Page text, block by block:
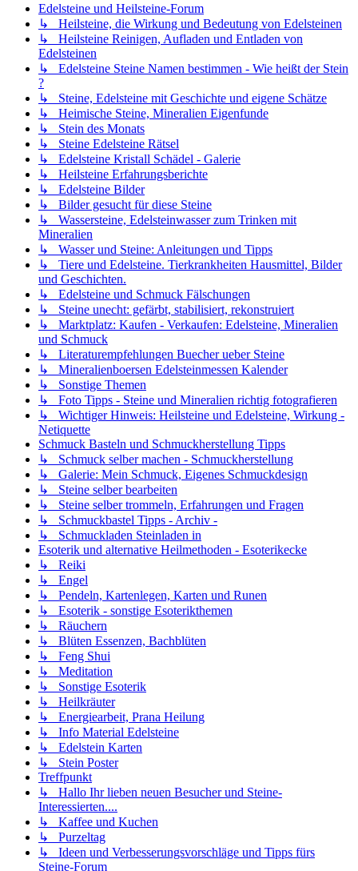
Edelsteine und Heilsteine-Forum
↳ Heilsteine, die Wirkung und Bedeutung von Edelsteinen
↳ Heilsteine Reinigen, Aufladen und Entladen von
Edelsteinen
↳ Edelsteine Steine Namen bestimmen - Wie heißt der Stein
?
↳ Steine, Edelsteine mit Geschichte und eigene Schätze
↳ Heimische Steine, Mineralien Eigenfunde
↳ Stein des Monats
↳ Steine Edelsteine Rätsel
↳ Edelsteine Kristall Schädel - Galerie
↳ Heilsteine Erfahrungsberichte
↳ Edelsteine Bilder
↳ Bilder gesucht für diese Steine
↳ Wassersteine, Edelsteinwasser zum Trinken mit
Mineralien
↳ Wasser und Steine: Anleitungen und Tipps
↳ Tiere und Edelsteine. Tierkrankheiten Hausmittel, Bilder
und Geschichten.
↳ Edelsteine und Schmuck Fälschungen
↳ Steine unecht: gefärbt, stabilisiert, rekonstruiert
↳ Marktplatz: Kaufen - Verkaufen: Edelsteine, Mineralien
und Schmuck
↳ Literaturempfehlungen Buecher ueber Steine
↳ Mineralienboersen Edelsteinmessen Kalender
↳ Sonstige Themen
↳ Foto Tipps - Steine und Mineralien richtig fotografieren
↳ Wichtiger Hinweis: Heilsteine und Edelsteine, Wirkung -
Netiquette
Schmuck Basteln und Schmuckherstellung Tipps
↳ Schmuck selber machen - Schmuckherstellung
↳ Galerie: Mein Schmuck, Eigenes Schmuckdesign
↳ Steine selber bearbeiten
↳ Steine selber trommeln, Erfahrungen und Fragen
↳ Schmuckbastel Tipps - Archiv -
↳ Schmuckladen Steinladen in
Esoterik und alternative Heilmethoden - Esoterikecke
↳ Reiki
↳ Engel
↳ Pendeln, Kartenlegen, Karten und Runen
↳ Esoterik - sonstige Esoterikthemen
↳ Räuchern
↳ Blüten Essenzen, Bachblüten
↳ Feng Shui
↳ Meditation
↳ Sonstige Esoterik
↳ Heilkräuter
↳ Energiearbeit, Prana Heilung
↳ Info Material Edelsteine
↳ Edelstein Karten
↳ Stein Poster
Treffpunkt
↳ Hallo Ihr lieben neuen Besucher und Steine-
Interessierten....
↳ Kaffee und Kuchen
↳ Purzeltag
↳ Ideen und Verbesserungsvorschläge und Tipps fürs
Steine-Forum